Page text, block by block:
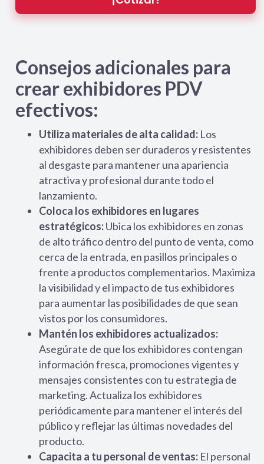
Consejos adicionales para
crear exhibidores PDV
efectivos:
Utiliza materiales de alta calidad: Los
exhibidores deben ser duraderos y resistentes
al desgaste para mantener una apariencia
atractiva y profesional durante todo el
lanzamiento.
Coloca los exhibidores en lugares
estratégicos:Ubica los exhibidores en zonas
de alto tráfico dentro del punto de venta, como
cerca de la entrada, en pasillos principales o
frente a productos complementarios. Maximiza
la visibilidad y el impacto de tus exhibidores
para aumentar las posibilidades de que sean
vistos por los consumidores.
Mantén los exhibidores actualizados:
Asegúrate de que los exhibidores contengan
información fresca, promociones vigentes y
mensajes consistentes con tu estrategia de
marketing. Actualiza los exhibidores
periódicamente para mantener el interés del
público y reflejar las últimas novedades del
producto.
Capacita a tu personal de ventas: El personal